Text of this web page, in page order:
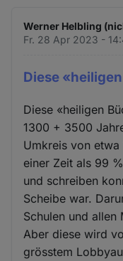
Werner Helbling
Fr. 28 Apr 2023 -
Diese
Diese «heiligen
1300 + 3500
Umkreis von
einer Zeit als 99
und schreiben
Scheibe war.
Schulen und
Aber diese wird
grösstem